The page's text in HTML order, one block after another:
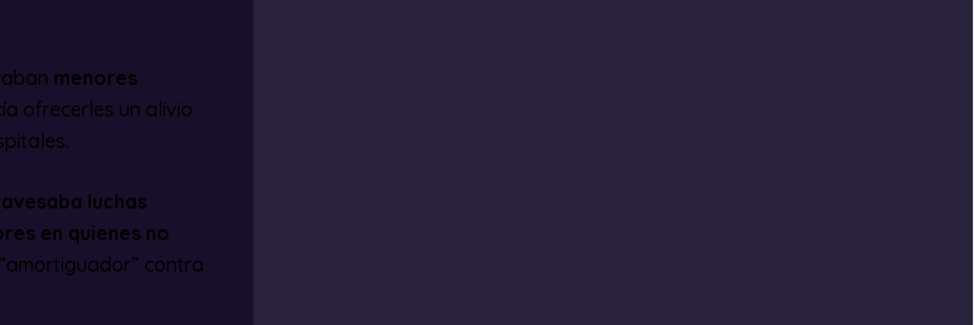
menores
ofrecerles un alivio
luchas
en quienes no
contra